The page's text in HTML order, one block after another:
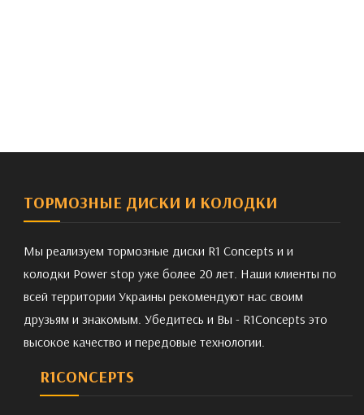
ТОРМОЗНЫЕ ДИСКИ И КОЛОДКИ
Мы реализуем тормозные диски R1 Concepts и и
колодки Power stop уже более 20 лет. Наши клиенты по
всей территории Украины рекомендуют нас своим
друзьям и знакомым. Убедитесь и Вы - R1Concepts это
высокое качество и передовые технологии.
R1CONCEPTS